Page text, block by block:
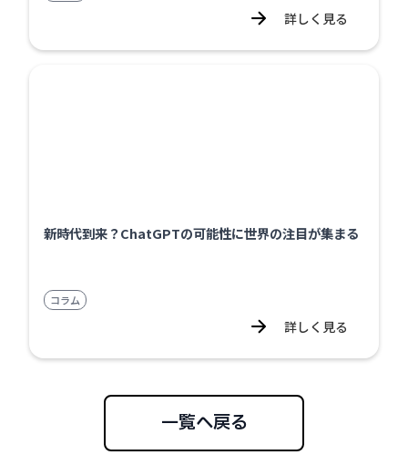
詳しく見る
新時代到来？ChatGPTの可能性に世界の注目が集まる
コラム
詳しく見る
一覧へ戻る